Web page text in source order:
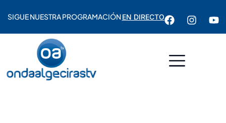
SIGUE NUESTRA PROGRAMACIÓNEN DIRECTO